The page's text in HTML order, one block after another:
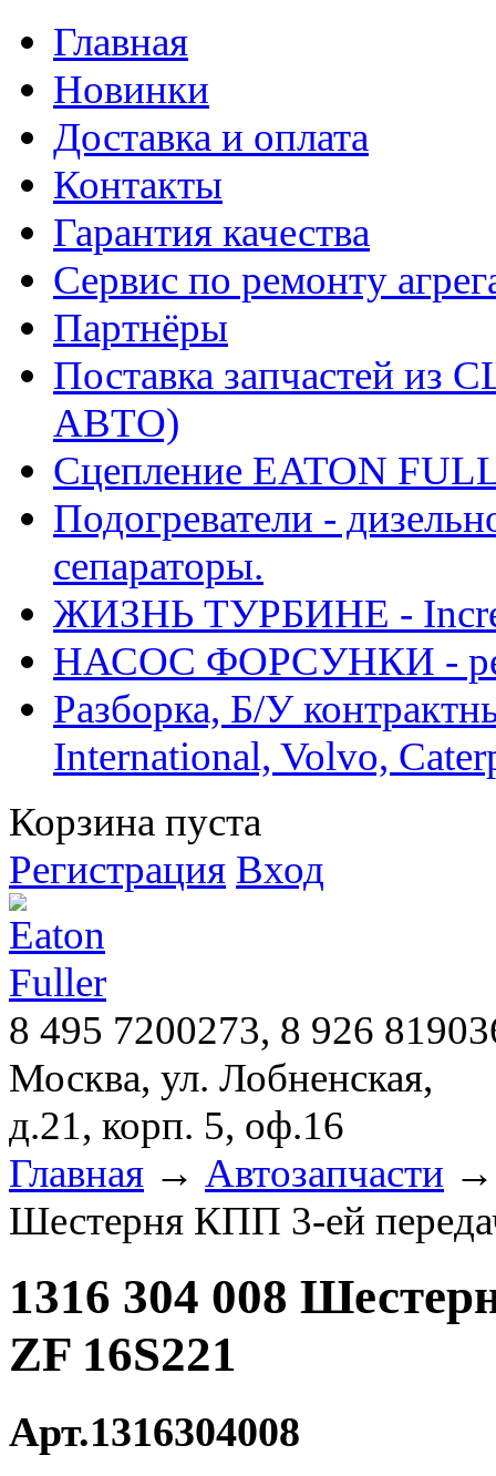
Главная
Новинки
Доставка и оплата
Контакты
Гарантия качества
Сервис по ремонту
Партнёры
Поставка запчастей
АВТО)
Сцепление EATON
Подогреватели -
сепараторы.
ЖИЗНЬ ТУРБИНЕ -
НАСОС ФОРСУНКИ -
Разборка, Б/У
International, Volvo,
Корзина пуста
Регистрация Вход
8 495 7200273, 8 926
Москва, ул. Лобненская,
д.21, корп. 5, оф.16
Главная → Автозапчасти
Шестерня КПП 3-ей
1316 304 008
ZF 16S221
Арт.1316304008